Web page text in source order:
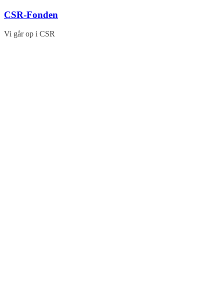
Skip
content
CSR-Fonden
Vi går op i CSR